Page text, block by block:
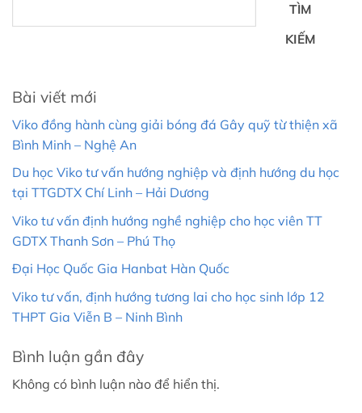
TÌM
KIẾM
Bài viết mới
Viko đồng hành cùng giải bóng đá Gây quỹ từ thiện xã
Bình Minh – Nghệ An
Du học Viko tư vấn hướng nghiệp và định hướng du học
tại TTGDTX Chí Linh – Hải Dương
Viko tư vấn định hướng nghề nghiệp cho học viên TT
GDTX Thanh Sơn – Phú Thọ
Đại Học Quốc Gia Hanbat Hàn Quốc
Viko tư vấn, định hướng tương lai cho học sinh lớp 12
THPT Gia Viễn B – Ninh Bình
Bình luận gần đây
Không có bình luận nào để hiển thị.